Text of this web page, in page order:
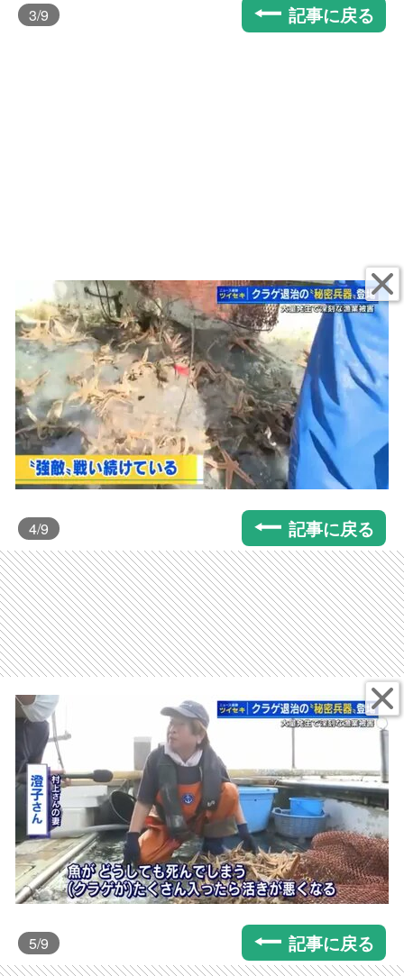
3/9 記事に戻る
4/9 記事に戻る
5/9 記事に戻る